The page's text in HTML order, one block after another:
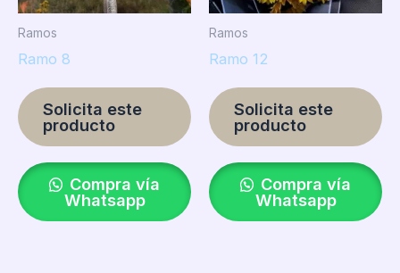
Ramos
Ramo 8
Solicita este
producto
Compra vía
Whatsapp
Ramos
Ramo 12
Solicita este
producto
Compra vía
Whatsapp